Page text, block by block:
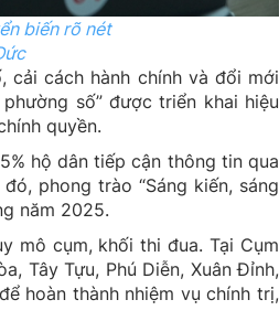
biến rõ nét
cải cách hành chính và đổi mới
phường số” được triển khai hiệu
quyền.
hộ dân tiếp cận thông tin qua
phong trào “Sáng kiến, sáng
năm 2025.
mô cụm, khối thi đua. Tại Cụm
Tây Tựu, Phú Diễn, Xuân Đỉnh,
hoàn thành nhiệm vụ chính trị,